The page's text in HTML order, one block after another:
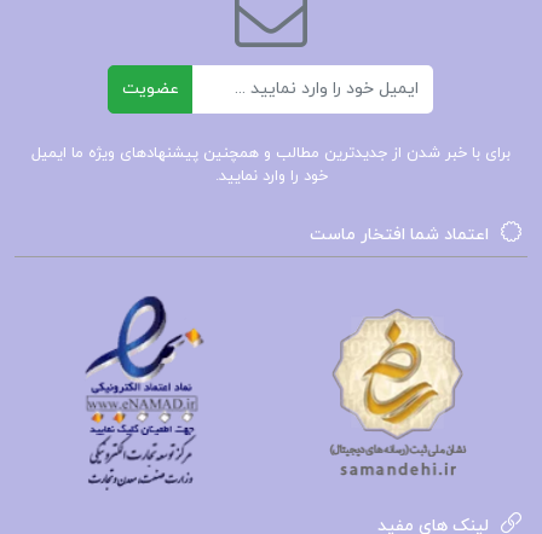
خلاصه کتاب ظل الله رضا براهنی
ظل الله رضا براهنی
کتاب های رضا براهنی
کتاب پیشنهادی📚
کلیات تاریخ جلد ۲ هربرت جرج ولز
کلیات تاریخ جلد ۱ هربرت جرج ولز
کلیات فلسفه دکتر علی شیروانی
عضویت
برای با خبر شدن از جدیدترین مطالب و همچنین پیشنهادهای ویژه ما ایمیل
خود را وارد نمایید.
اعتماد شما افتخار ماست
لینک های مفید